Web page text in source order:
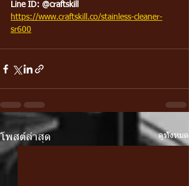
Line ID: @craftskill
https://www.craftskill.co/stainless-cleaner-
sr600
โพสต์ล่าสุด ดูทั้งหมด